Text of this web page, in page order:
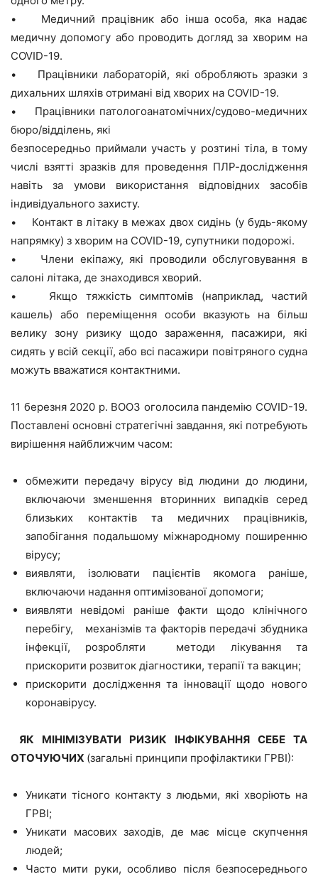
• Медичний працівник або інша особа, яка надає
медичну допомогу або проводить догляд за хворим на
COVID-19.
• Працівники лабораторій, які обробляють зразки з
дихальних шляхів отримані від хворих на COVID-19.
• Працівники патологоанатомічних/судово-медичних
бюро/відділень, які
безпосередньо приймали участь у розтині тіла, в тому
числі взятті зразків для проведення ПЛР-дослідження
навіть за умови використання відповідних засобів
індивідуального захисту.
• Контакт в літаку в межах двох сидінь (у будь-якому
напрямку) з хворим на COVID-19, супутники подорожі.
• Члени екіпажу, які проводили обслуговування в
салоні літака, де знаходився хворий.
• Якщо тяжкість симптомів (наприклад, частий
кашель) або переміщення особи вказують на більш
велику зону ризику щодо зараження, пасажири, які
сидять у всій секції, або всі пасажири повітряного судна
можуть вважатися контактними.
11 березня 2020 р. ВООЗ оголосила пандемію COVID-19.
Поставлені основні стратегічні завдання, які потребують
вирішення найближчим часом:
обмежити передачу вірусу від людини до людини,
включаючи зменшення вторинних випадків серед
близьких контактів та медичних працівників,
запобігання подальшому міжнародному поширенню
вірусу;
виявляти, ізолювати пацієнтів якомога раніше,
включаючи надання оптимізованої допомоги;
виявляти невідомі раніше факти щодо клінічного
перебігу, механізмів та факторів передачі збудника
інфекції, розробляти методи лікування та
прискорити розвиток діагностики, терапії та вакцин;
прискорити дослідження та інновації щодо нового
коронавірусу.
ЯК МІНІМІЗУВАТИ РИЗИК ІНФІКУВАННЯ СЕБЕ ТА
ОТОЧУЮЧИХ (загальні принципи профілактики ГРВІ):
Уникати тісного контакту з людьми, які хворіють на
ГРВІ;
Уникати масових заходів, де має місце скупчення
людей;
Часто мити руки, особливо після безпосереднього